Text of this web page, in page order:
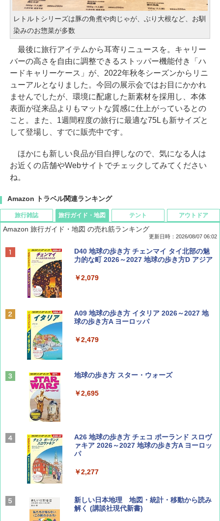
レトルトシリーズは豚の角煮や肉じゃが、ぶり大根など、お馴
染みのお惣菜が多数
最後に旅行アイテムから耳寄りニュースを。キャリー
バーの高さを自由に調整できるストッパー機能付き「ハ
ードキャリーケース」が、2022年秋冬シーズンからリニ
ューアルとなりました。今回の展示会ではお目にかかれ
ませんでしたが、環境に配慮した新素材を採用し、本体
表面が従来品よりもマットな質感に仕上がっているとの
こと。また、1週間程度の旅行に最適な75Lも新サイズと
して登場し、すでに販売中です。
ほかにも新しい良品が目白押しなので、気になる人は
お近くの店舗やWebサイトでチェックしてみてください
ね。
Amazon トラベル関連ランキング
旅行雑誌
ディズニーファン ２０２６年 ９月号 [雑
誌] (ＤＩＳＮＥＹ ＦＡＮ)
￥713
BE-PAL(ビ-パル) 2026年 9 月号【特別付録:
SOTO ミニマル"旅"財布 ランダム2種】
￥1,500
山と溪谷 2026年8月号「南アルプス大全」
￥1,540
Coyote No.89 特集 星野道夫 夢見る旅
￥1,540
AIRLINE（エアライン）2026年9月号【特
集】ボーイング110周年を祝して！
旅行ガイド・地図
Amazon 旅行ガイド・地図 の売れ筋ランキング
更新日時：2026/08/07 06:02
D40 地球の歩き方 チェンマイ タイ北部の魅
力的な町 2026～2027 地球の歩き方D アジア
￥2,079
A09 地球の歩き方 イタリア 2026～2027 地
球の歩き方A ヨーロッパ
￥2,479
地球の歩き方 スター・ウォーズ
￥2,695
A26 地球の歩き方 チェコ ポーランド スロヴ
ァキア 2026～2027 地球の歩き方A ヨーロッ
パ
￥2,277
新しい日本地理 地図・統計・移動から読み
解く (講談社現代新書)
テント アウトドア